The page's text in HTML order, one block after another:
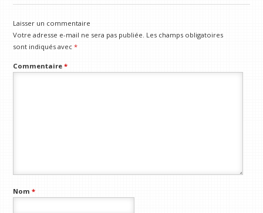
Laisser un commentaire
Votre adresse e-mail ne sera pas publiée. Les champs obligatoires
sont indiqués avec*
Commentaire*
Nom*